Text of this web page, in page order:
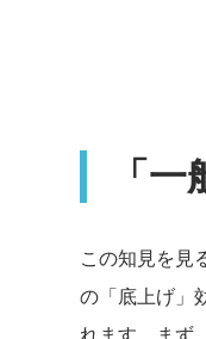
「
この知見を見
の「底上げ」